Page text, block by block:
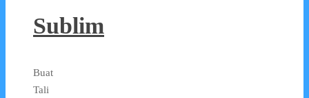
Sublim
Buat
Tali